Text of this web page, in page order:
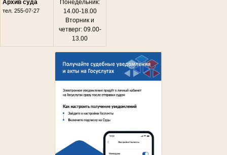
Архив суда
тел. 255-07-27
Понедельник:
14.00-18.00
Вторник и
четверг: 09.00-
13.00